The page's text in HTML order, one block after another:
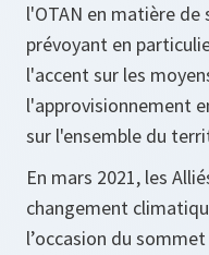
l'OTAN en matière
prévoyant en
l'accent sur les
l'approvisionnement
sur l'ensemble du
En mars 2021, les
changement
l’occasion du